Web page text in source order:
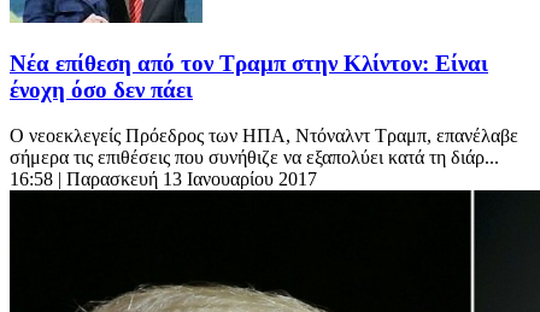
Νέα επίθεση από τον Τραμπ στην Κλίντον: Είναι
ένοχη όσο δεν πάει
O νεοεκλεγείς Πρόεδρος των ΗΠΑ, Ντόναλντ Τραμπ, επανέλαβε
σήμερα τις επιθέσεις που συνήθιζε να εξαπολύει κατά τη διάρ...
16:58 | Παρασκευή 13 Ιανουαρίου 2017